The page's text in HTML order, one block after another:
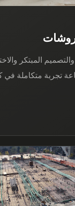
المبتكر
تجربة متكاملة في